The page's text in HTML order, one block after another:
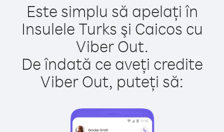
Este simplu să apelați în
Insulele Turks şi Caicos cu
Viber Out.
De îndată ce aveți credite
Viber Out, puteți să: